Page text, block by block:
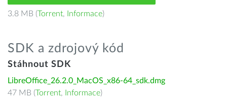
3.8 MB (Torrent, Informace)
SDK a zdrojový kód
Stáhnout SDK
LibreOffice_26.2.0_MacOS_x86-64_sdk.dmg
47 MB (Torrent, Informace)